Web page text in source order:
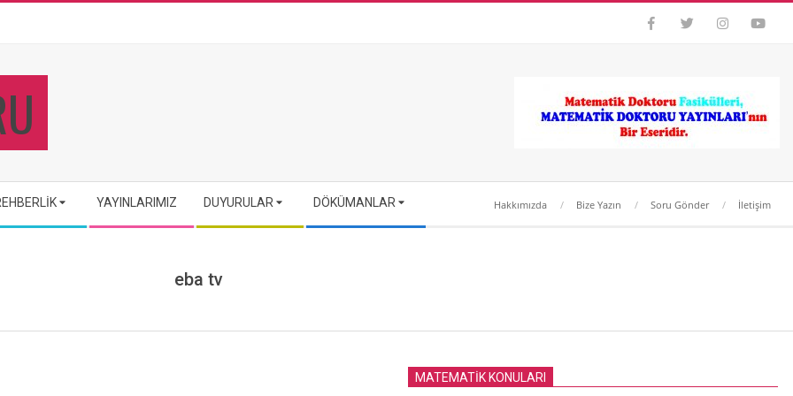
YAYINLARIMIZ DUYURULAR DÖKÜMANLAR Hakkımızda Bize Yazın Soru Gönder İletişim
eba tv
MATEMATİK KONULARI